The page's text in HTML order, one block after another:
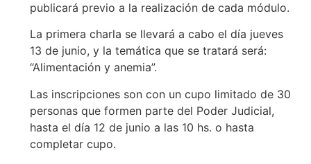
publicará previo a la realización de cada módulo.
La primera charla se llevará a cabo el día jueves
13 de junio, y la temática que se tratará será:
“Alimentación y anemia”.
Las inscripciones son con un cupo limitado de 30
personas que formen parte del Poder Judicial,
hasta el día 12 de junio a las 10 hs. o hasta
completar cupo.